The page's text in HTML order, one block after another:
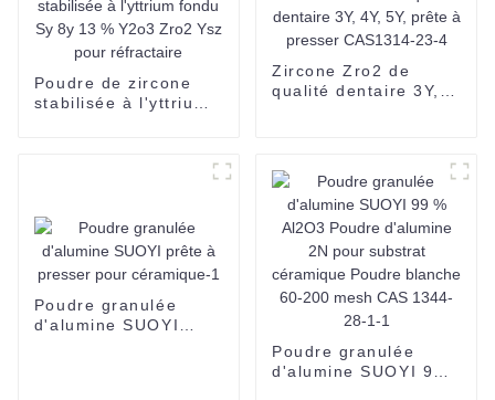
prix
céramiques
Poudre de zircone
stabilisée à l'yttrium
Zircone Zro2 de
qualité dentaire 3Y,
Poudre granulée
d'alumine SUOYI
Poudre granulée
d'alumine SUOYI 99